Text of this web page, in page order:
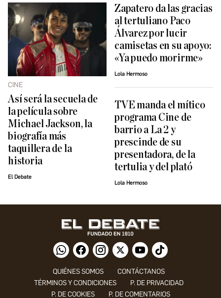
CINE
Así será la secuela de
la película sobre
Michael Jackson, la
biografía más
taquillera de la
historia
El Debate
Zapatero da las gracias
al tertuliano Paco
Álvarez por lucir
camisetas en su apoyo:
«Ya puedo morirme»
Lola Hermoso
TVE manda el mítico
programa Cine de
barrio a La 2 y
prescinde de su
presentadora, de la
tertulia y del plató
Lola Hermoso
QUIÉNES SOMOS
CONTÁCTANOS
TÉRMINOS Y CONDICIONES
P. DE PRIVACIDAD
P. DE COOKIES
P. DE COMENTARIOS